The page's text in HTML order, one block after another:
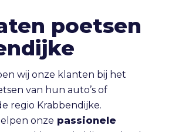
poetsen
wij onze klanten bij het
van hun auto’s of
regio Krabbendijke.
onze passionele